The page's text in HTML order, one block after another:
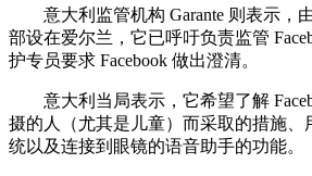
意大利监管机构 Garante 则表示，由
部设在爱尔兰，它已呼吁负责监管
护专员要求 Facebook 做出澄清。
意大利当局表示，它希望了解
摄的人（尤其是儿童）而采取的措施、
统以及连接到眼镜的语音助手的功能。